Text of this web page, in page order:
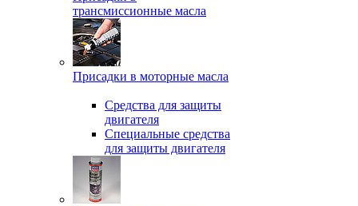
трансмиссионные масла
Присадки в моторные масла
Средства для защиты
двигателя
Специальныe средства
для защиты двигателя